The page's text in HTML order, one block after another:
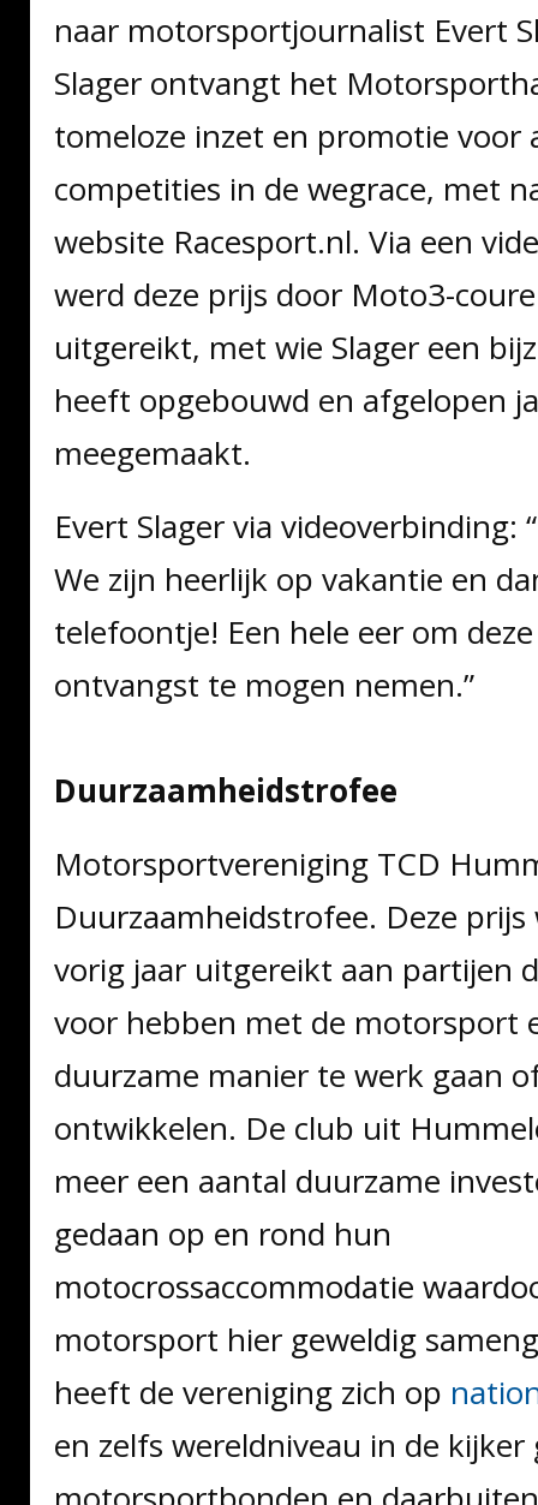
naar motorsportjournalist Evert
Slager ontvangt het
tomeloze inzet en promotie voor
competities in de wegrace, met
website Racesport.nl. Via een
werd deze prijs door Moto3-
uitgereikt, met wie Slager een
heeft opgebouwd en afgelopen
meegemaakt.
Evert Slager via videoverbinding:
We zijn heerlijk op vakantie en
telefoontje! Een hele eer om
ontvangst te mogen nemen.”
Duurzaamheidstrofee
Motorsportvereniging TCD
Duurzaamheidstrofee. Deze
vorig jaar uitgereikt aan partijen
voor hebben met de motorsport
duurzame manier te werk gaan
ontwikkelen. De club uit
meer een aantal duurzame
gedaan op en rond hun
motocrossaccommodatie
motorsport hier geweldig
heeft de vereniging zich op
en zelfs wereldniveau in de kijker